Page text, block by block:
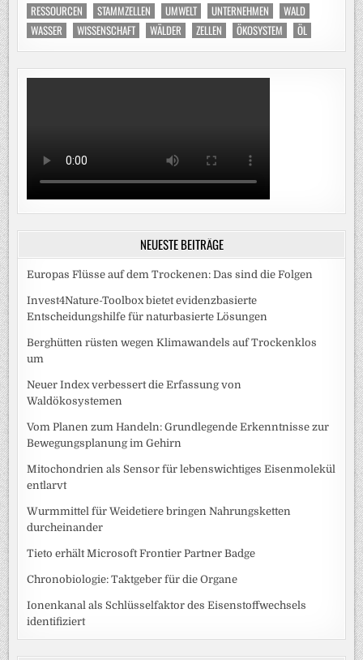
RESSOURCEN STAMMZELLEN UMWELT UNTERNEHMEN
WALD
WASSER
WISSENSCHAFT WÄLDER ZELLEN ÖKOSYSTEM ÖL
NEUESTE BEITRÄGE
Europas Flüsse auf dem Trockenen: Das sind die Folgen
Invest4Nature-Toolbox bietet evidenzbasierte
Entscheidungshilfe für naturbasierte Lösungen
Berghütten rüsten wegen Klimawandels auf Trockenklos
um
Neuer Index verbessert die Erfassung von
Waldökosystemen
Vom Planen zum Handeln: Grundlegende Erkenntnisse zur
Bewegungsplanung im Gehirn
Mitochondrien als Sensor für lebenswichtiges Eisenmolekül
entlarvt
Wurmmittel für Weidetiere bringen Nahrungsketten
durcheinander
Tieto erhält Microsoft Frontier Partner Badge
Chronobiologie: Taktgeber für die Organe
Ionenkanal als Schlüsselfaktor des Eisenstoffwechsels
identifiziert